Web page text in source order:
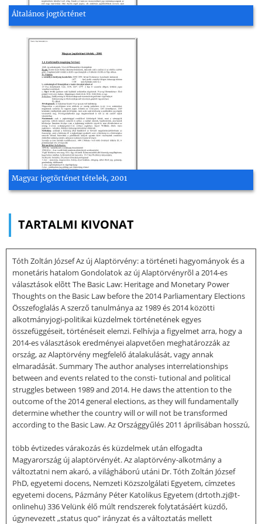
Általános jogtörténet
Magyar jogtörténet tételek, 2001
TARTALMI KIVONAT
Tóth Zoltán József Az új Alaptörvény: a történeti hagyományok és a
monetáris hatalom Gondolatok az új Alaptörvényrõl a 2014-es
választások elõtt The Basic Law: Heritage and Monetary Power
Thoughts on the Basic Law before the 2014 Parliamentary Elections
Összefoglalás A szerző tanulmánya az 1989 és 2014 közötti
alkotmányjogi-politikai küzdelmek történetének egyes
összefüggéseit, történéseit elemzi. Felhívja a figyelmet arra, hogy a
2014-es választások eredményei alapvetően meghatározzák az
ország, az Alaptörvény megfelelő átalakulását, vagy annak
elmaradását. Summary The author analyses interrelationships
between and events related to the consti- tutional and political
struggles between 1989 and 2014. He daws the attention to the
outcome of the 2014 general elections, as they will fundamentally
determine whether the country will or will not be transformed
according to the Basic Law. Az Országgyűlés 2011 áprilisában hosszú,
több évtizedes várakozás és küzdelmek után elfogadta
Magyarország új alaptörvényét. Az alaptörvény-alkotmány a
változtatni nem akaró, a világháború utáni Dr. Tóth Zoltán József
PhD, egyetemi docens, Nemzeti Közszolgálati Egyetem, címzetes
egyetemi docens, Pázmány Péter Katolikus Egyetem (drtoth.zj@t-
onlinehu) 336 Velünk élő múlt rendszerek folytatásáért küzdő,
úgynevezett „status quo” irányzat és a változtatás mellett